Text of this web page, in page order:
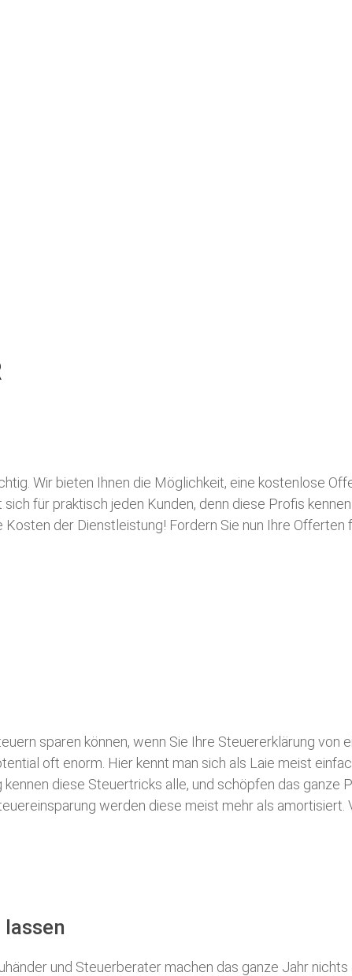
Wir bieten Ihnen die Möglichkeit, eine kostenlose
sich für praktisch jeden Kunden, denn diese Profis
der Dienstleistung! Fordern Sie nun Ihre Offerten
sparen können, wenn Sie Ihre Steuererklärung von
oft enorm. Hier kennt man sich als Laie meist
kennen diese Steuertricks alle, und schöpfen das ganze
werden diese meist mehr als amortisiert.
und Steuerberater machen das ganze Jahr